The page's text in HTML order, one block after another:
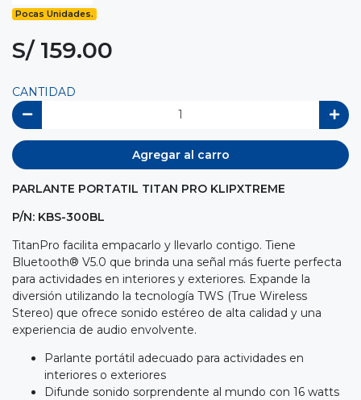
Pocas Unidades.
S/ 159.00
CANTIDAD
Agregar al carro
PARLANTE PORTATIL TITAN PRO KLIPXTREME
P/N: KBS-300BL
TitanPro facilita empacarlo y llevarlo contigo. Tiene
Bluetooth® V5.0 que brinda una señal más fuerte perfecta
para actividades en interiores y exteriores. Expande la
diversión utilizando la tecnología TWS (True Wireless
Stereo) que ofrece sonido estéreo de alta calidad y una
experiencia de audio envolvente.
Parlante portátil adecuado para actividades en
interiores o exteriores
Difunde sonido sorprendente al mundo con 16 watts